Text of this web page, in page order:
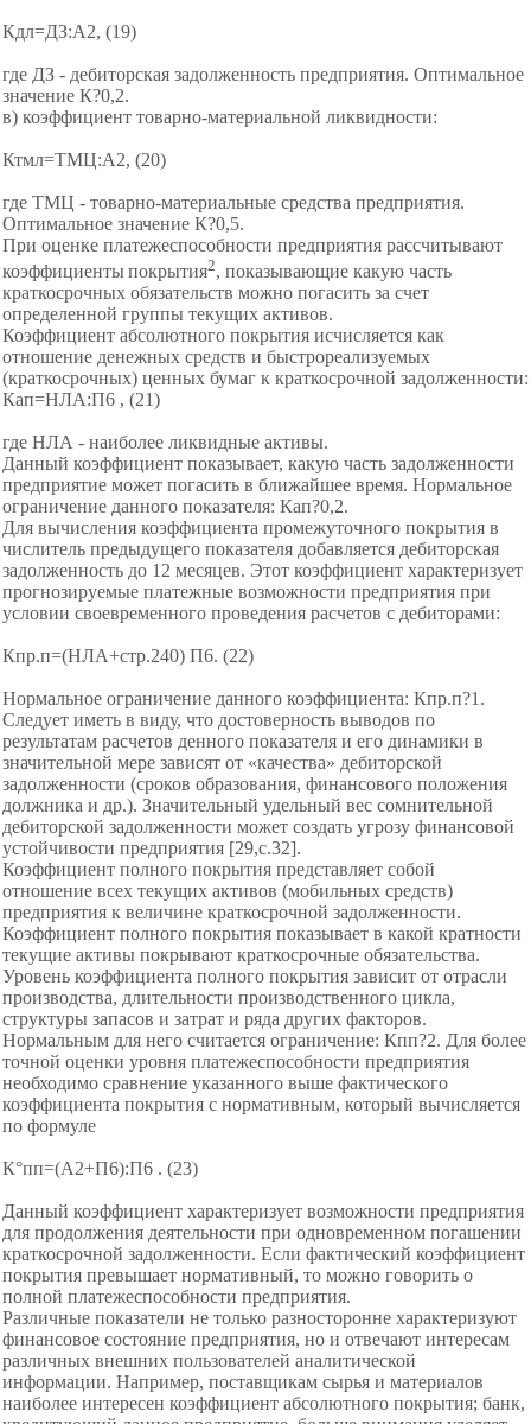
Кдл=ДЗ:А2, (19)
где ДЗ - дебиторская задолженность предприятия. Оптимальное
значение К?0,2.
в) коэффициент товарно-материальной ликвидности:
Ктмл=ТМЦ:А2, (20)
где ТМЦ - товарно-материальные средства предприятия.
Оптимальное значение К?0,5.
При оценке платежеспособности предприятия рассчитывают
коэффициентыпокрытия2, показывающие какую часть
краткосрочных обязательств можно погасить за счет
определенной группы текущих активов.
Коэффициент абсолютного покрытия исчисляется как
отношение денежных средств и быстрореализуемых
(краткосрочных) ценных бумаг к краткосрочной задолженности:
Кап=НЛА:П6 , (21)
где НЛА - наиболее ликвидные активы.
Данный коэффициент показывает, какую часть задолженности
предприятие может погасить в ближайшее время. Нормальное
ограничение данного показателя: Кап?0,2.
Для вычисления коэффициента промежуточного покрытия в
числитель предыдущего показателя добавляется дебиторская
задолженность до 12 месяцев. Этот коэффициент характеризует
прогнозируемые платежные возможности предприятия при
условии своевременного проведения расчетов с дебиторами:
Кпр.п=(НЛА+стр.240) П6. (22)
Нормальное ограничение данного коэффициента: Кпр.п?1.
Следует иметь в виду, что достоверность выводов по
результатам расчетов денного показателя и его динамики в
значительной мере зависят от «качества» дебиторской
задолженности (сроков образования, финансового положения
должника и др.). Значительный удельный вес сомнительной
дебиторской задолженности может создать угрозу финансовой
устойчивости предприятия [29,с.32].
Коэффициент полного покрытия представляет собой
отношение всех текущих активов (мобильных средств)
предприятия к величине краткосрочной задолженности.
Коэффициент полного покрытия показывает в какой кратности
текущие активы покрывают краткосрочные обязательства.
Уровень коэффициента полного покрытия зависит от отрасли
производства, длительности производственного цикла,
структуры запасов и затрат и ряда других факторов.
Нормальным для него считается ограничение: Кпп?2. Для более
точной оценки уровня платежеспособности предприятия
необходимо сравнение указанного выше фактического
коэффициента покрытия с нормативным, который вычисляется
по формуле
К°пп=(А2+П6):П6 . (23)
Данный коэффициент характеризует возможности предприятия
для продолжения деятельности при одновременном погашении
краткосрочной задолженности. Если фактический коэффициент
покрытия превышает нормативный, то можно говорить о
полной платежеспособности предприятия.
Различные показатели не только разносторонне характеризуют
финансовое состояние предприятия, но и отвечают интересам
различных внешних пользователей аналитической
информации. Например, поставщикам сырья и материалов
наиболее интересен коэффициент абсолютного покрытия; банк,